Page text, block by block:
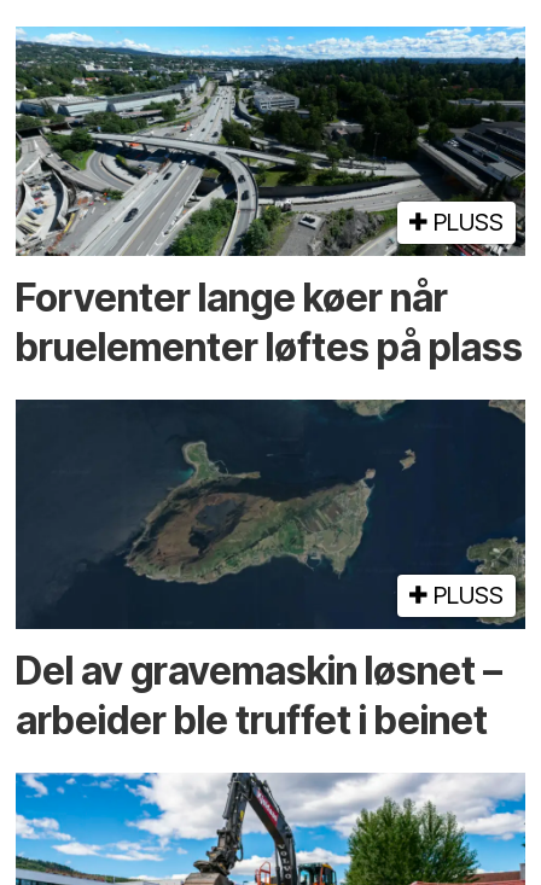
PLUSS
Forventer lange køer når
bru­elementer løftes på plass
PLUSS
Del av grave­maskin løsnet –
arbeider ble truffet i beinet